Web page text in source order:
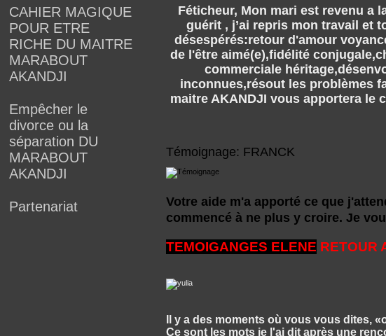
CAHIER MAGIQUE
POUR ETRE
RICHE DU MAITRE
MARABOUT
AKANDJI
Empêcher le
divorce ou la
séparation DU
MARABOUT
AKANDJI
Partenariat
Féticheur, Mon mari est revenu a
guérit , j’ai repris mon travail et
désespérés:retour d'amour
de l'être aimé(e),fidélité
commerciale
inconnues,résout les problèmes
maitre AKANDJI vous apportera le
Témoignage: FRANCK
Votre aide m'a apporté ce que
commencé à ne plus y croire. Je
TEMOIGANGES ELENE RETOUR
Il y a des moments où vous vous dites,
Ce sont les mots je l'ai dit après une